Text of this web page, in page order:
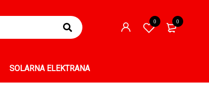
0
0
SOLARNA ELEKTRANA